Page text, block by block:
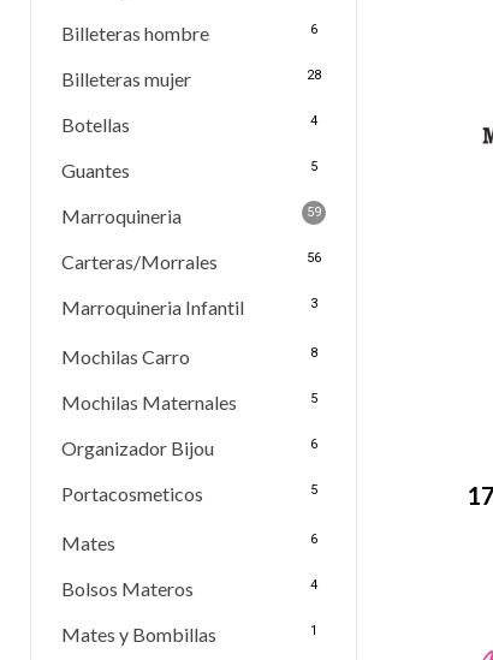
Billeteras hombre 6
Billeteras mujer 28
Botellas 4
Guantes 5
Marroquineria 59
Carteras/Morrales 56
Marroquineria Infantil 3
Mochilas Carro 8
Mochilas Maternales 5
Organizador Bijou 6
Portacosmeticos 5
Mates 6
Bolsos Materos 4
Mates y Bombillas 1